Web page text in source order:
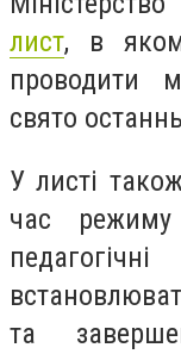
лист, в
проводити
свято
У листі
час режиму
та